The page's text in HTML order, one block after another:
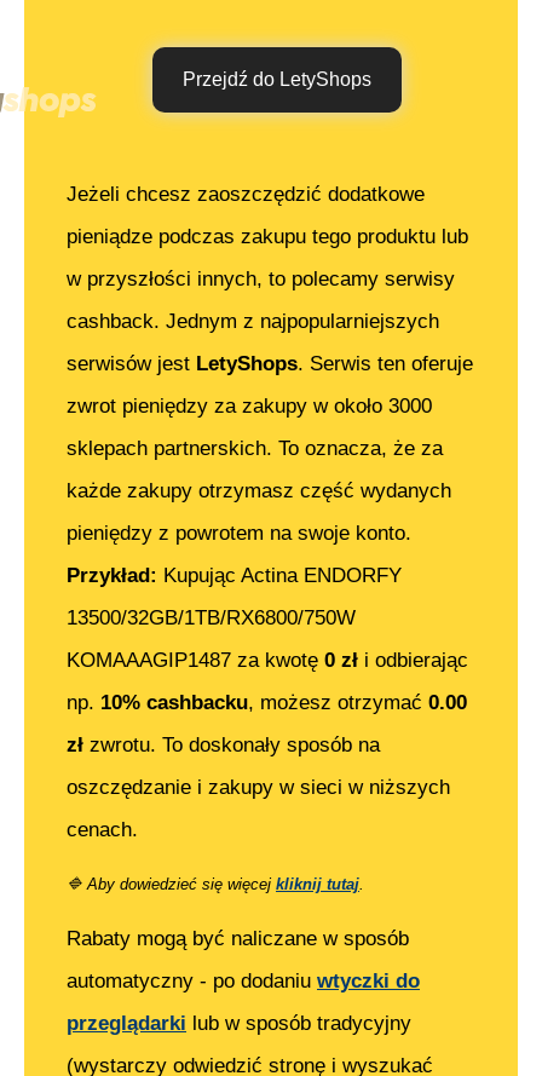
Przejdź do LetyShops
Jeżeli chcesz zaoszczędzić dodatkowe
pieniądze podczas zakupu tego produktu lub
w przyszłości innych, to polecamy serwisy
cashback. Jednym z najpopularniejszych
serwisów jest LetyShops. Serwis ten oferuje
zwrot pieniędzy za zakupy w około 3000
sklepach partnerskich. To oznacza, że za
każde zakupy otrzymasz część wydanych
pieniędzy z powrotem na swoje konto.
Przykład: Kupując Actina ENDORFY
13500/32GB/1TB/RX6800/750W
KOMAAAGIP1487 za kwotę 0 zł i odbierając
np. 10% cashbacku, możesz otrzymać 0.00
zł zwrotu. To doskonały sposób na
oszczędzanie i zakupy w sieci w niższych
cenach.
🔷 Aby dowiedzieć się więcej kliknij tutaj.
Rabaty mogą być naliczane w sposób
automatyczny - po dodaniu wtyczki do
przeglądarki lub w sposób tradycyjny
(wystarczy odwiedzić stronę i wyszukać